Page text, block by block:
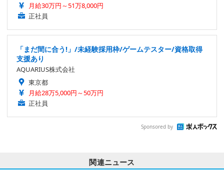
月給30万円～51万8,000円
正社員
「まだ間に合う!」/未経験採用枠/ゲームテスター/資格取得
支援あり
AQUARIUS株式会社
東京都
月給28万5,000円～50万円
正社員
Sponsored by
関連ニュース